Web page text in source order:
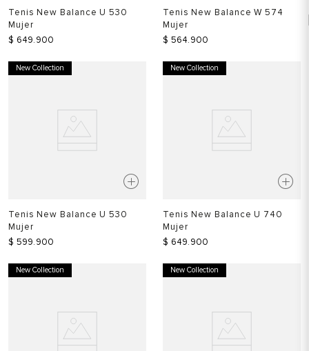
Tenis New Balance U 530
Mujer
$ 649.900
Tenis New Balance W 574
Mujer
$ 564.900
New Collection
Tenis New Balance U 530
Mujer
$ 599.900
New Collection
Tenis New Balance U 740
Mujer
$ 649.900
New Collection New Collection